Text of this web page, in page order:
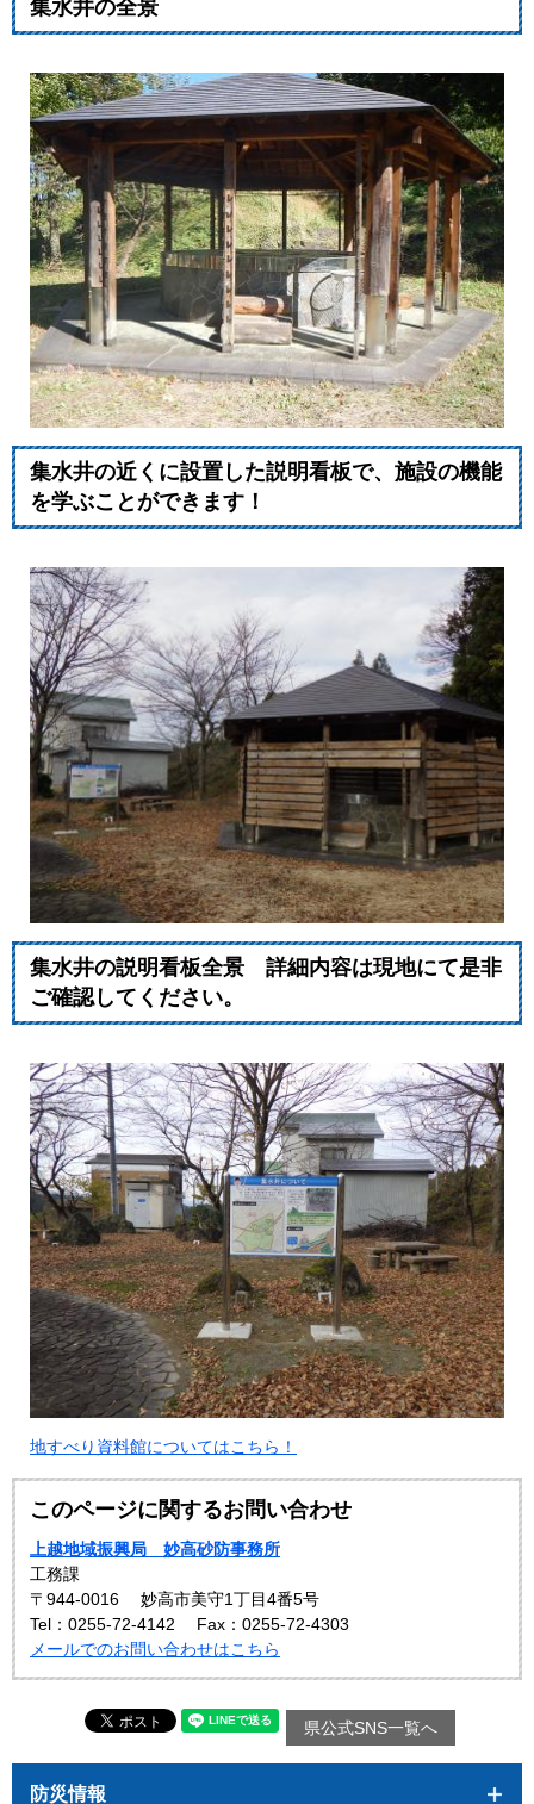
集水井の全景
集水井の近くに設置した説明看板で、施設の機能
を学ぶことができます！
集水井の説明看板全景 詳細内容は現地にて是非
ご確認してください。
地すべり資料館についてはこちら！
このページに関するお問い合わせ
上越地域振興局 妙高砂防事務所
工務課
〒944-0016
妙高市美守1丁目4番5号
Tel：0255-72-4142
Fax：0255-72-4303
メールでのお問い合わせはこちら
県公式SNS一覧へ
防災情報